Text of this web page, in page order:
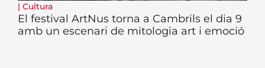
| Cultura
El festival ArtNus torna a Cambrils el dia 9
amb un escenari de mitologia art i emoció